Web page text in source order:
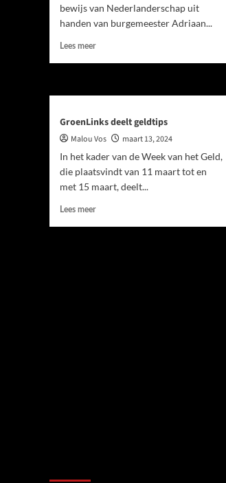
bewijs van Nederlanderschap uit
handen van burgemeester Adriaan...
Lees meer
GroenLinks deelt geldtips
Malou Vos
maart 13, 2024
In het kader van de Week van het Geld,
die plaatsvindt van 11 maart tot en
met 15 maart, deelt...
Lees meer